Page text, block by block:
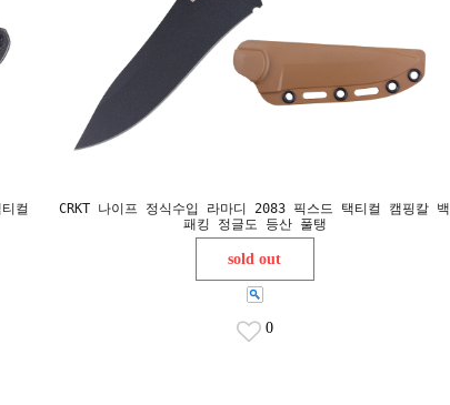
컬
CRKT 나이프 정식수입 라마디 2083 픽스드 택티컬 캠핑칼 백
패킹 정글도 등산 풀탱
sold out
0